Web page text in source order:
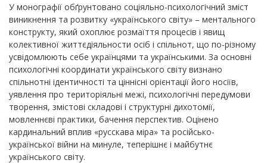
У монографії обґрунтовано соціяльно-психологічний зміст
виникнення та розвитку «українського світу» – ментального
конструкту, який охоплює розмаїття процесів і явищ
колективної життєдіяльности осіб і спільнот, що по-різному
усвідомлюють себе українцями та українськими. За основні
психологічні координати українського світу визнано
спільнотні ідентичності та ціннісні орієнтації його носіїв,
уявлення про територіяльні межі, психологічні передумови
творення, змістові складові і структурні дихотомії,
мовленнєві практики, бачення перспектив. Оцінено
кардинальний вплив «русскава міра» та російсько-
української війни на минуле, теперішнє і майбутнє
українського світу.